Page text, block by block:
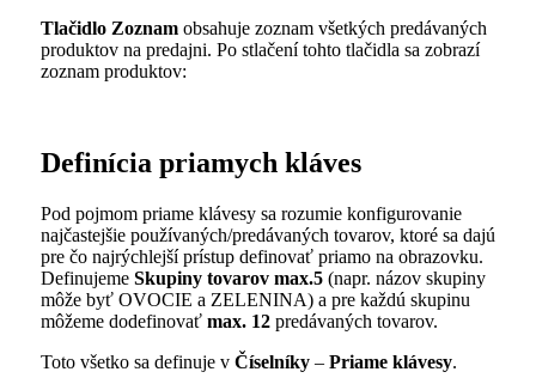
Tlačidlo Zoznamobsahuje zoznam všetkých predávaných
produktov na predajni. Po stlačení tohto tlačidla sa zobrazí
zoznam produktov:
Definícia priamych kláves
Pod pojmom priame klávesy sa rozumie konfigurovanie
najčastejšie používaných/predávaných tovarov, ktoré sa dajú
pre čo najrýchlejší prístup definovať priamo na obrazovku.
Definujeme Skupiny tovarov max.5(napr. názov skupiny
môže byť OVOCIE a ZELENINA) a pre každú skupinu
môžeme dodefinovať max. 12predávaných tovarov.
Toto všetko sa definuje v Číselníky– Priame klávesy.